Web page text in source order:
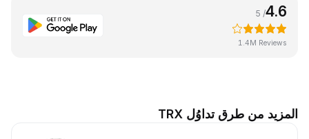
4.6
/ 5
1.4M Reviews
المزيد من طرق تداوُل TRX